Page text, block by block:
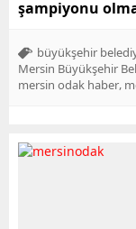
şampiyonu
büyükşehir
Mersin Büyükşehir
mersin odak haber